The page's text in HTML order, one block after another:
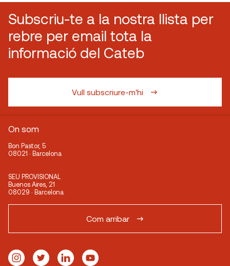
Subscriu-te a la nostra llista per
rebre per email tota la
informació del Cateb
Vull subscriure-m'hi
On som
Bon Pastor, 5
08021 · Barcelona
SEU PROVISIONAL
Buenos Aires, 21
08029 · Barcelona
Com arribar